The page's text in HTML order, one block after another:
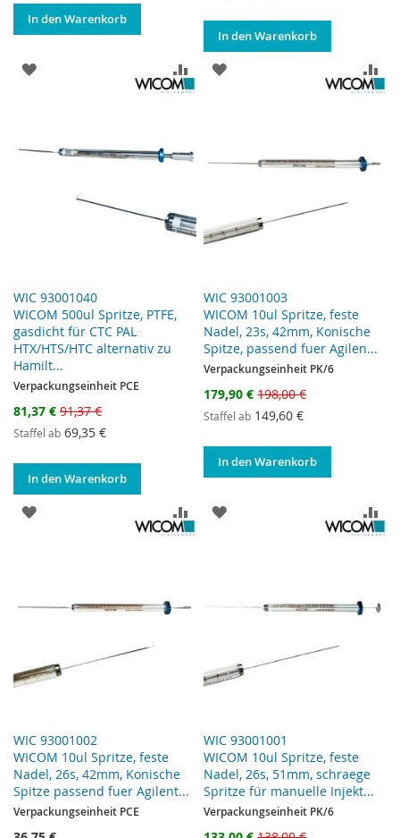
In den Warenkorb
In den Warenkorb
WIC 93001040
WICOM 500ul Spritze, PTFE,
gasdicht für CTC PAL
HTX/HTS/HTC alternativ zu
Hamilt...
ZUR WUNSCHLISTE HINZUFÜGENZUR VERGLEICHSLISTE
Verpackungseinheit PCE
Sonderangebot
81,37 € 91,37 €
Staffel ab 69,35 €
In den Warenkorb
WIC 93001003
WICOM 10ul Spritze, feste
Nadel, 23s, 42mm, Konische
Spitze, passend fuer Agilen...
ZUR WUNSCHLISTE
Verpackungseinheit PK/6
Sonderangebot
179,90 € 198,00 €
Staffel ab 149,60 €
In den Warenkorb
WIC 93001002
WICOM 10ul Spritze, feste
Nadel, 26s, 42mm, Konische
Spitze passend fuer Agilent...
ZUR WUNSCHLISTE HINZUFÜGENZUR VERGLEICHSLISTE
Verpackungseinheit PCE
WIC 93001001
WICOM 10ul Spritze, feste
Nadel, 26s, 51mm, schraege
Spritze für manuelle Injekt...
ZUR WUNSCHLISTE
Verpackungseinheit PK/6
Sonderangebot